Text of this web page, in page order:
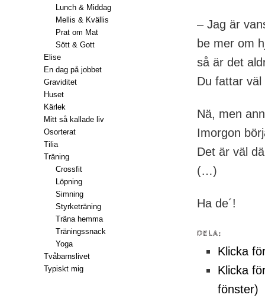
– Jag är
be mer om
så är det
Du fattar
Nä, men
Imorgon
Det är väl
(…)
Ha de´!
DELA:
Klicka
Klicka
fönster)
Lunch & Middag
Mellis & Kvällis
Prat om Mat
Sött & Gott
Elise
En dag på jobbet
Graviditet
Huset
Kärlek
Mitt så kallade liv
Osorterat
Tilia
Träning
Crossfit
Löpning
Simning
Styrketräning
Träna hemma
Träningssnack
Yoga
Tvåbarnslivet
Typiskt mig